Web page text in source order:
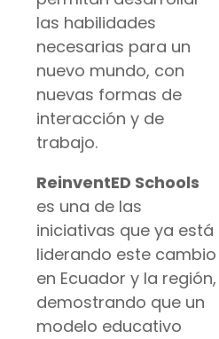
las habilidades
necesarias para un
nuevo mundo, con
nuevas formas de
interacción y de
trabajo.
ReinventED Schools
es una de las
iniciativas que ya está
liderando este cambio
en Ecuador y la región,
demostrando que un
modelo educativo